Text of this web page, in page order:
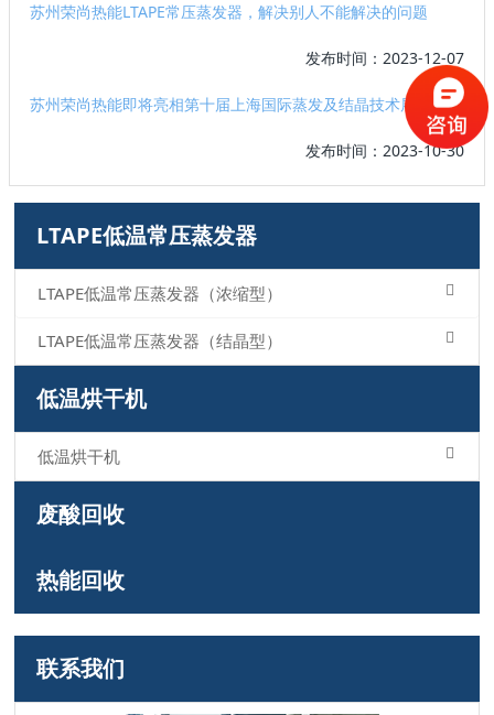
苏州荣尚热能LTAPE常压蒸发器，解决别人不能解决的问题
发布时间：2023-12-07
苏州荣尚热能即将亮相第十届上海国际蒸发及结晶技术展览会
发布时间：2023-10-30
LTAPE低温常压蒸发器
LTAPE低温常压蒸发器（浓缩型）
LTAPE低温常压蒸发器（结晶型）
低温烘干机
低温烘干机
废酸回收
热能回收
联系我们